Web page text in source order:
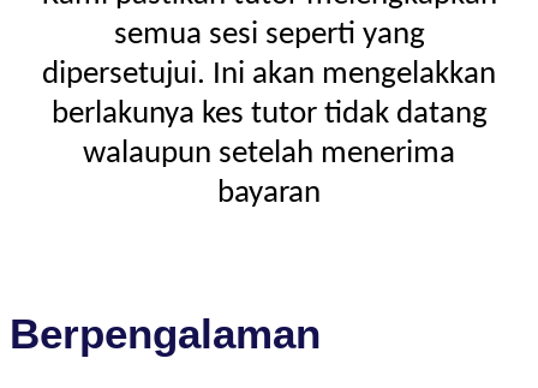
semua sesi seperti yang
dipersetujui. Ini akan mengelakkan
berlakunya kes tutor tidak datang
walaupun setelah menerima
bayaran
Berpengalaman